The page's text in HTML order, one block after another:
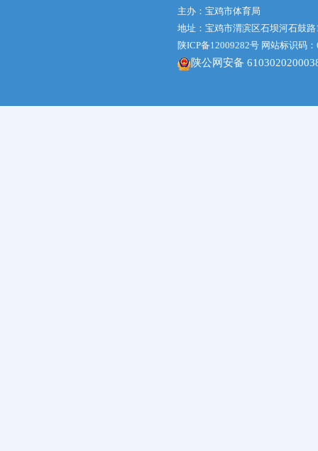
主办：宝鸡市体育局
地址：宝鸡市渭滨区石坝河石鼓
陕ICP备12009282号 网站标识码
陕公网安备